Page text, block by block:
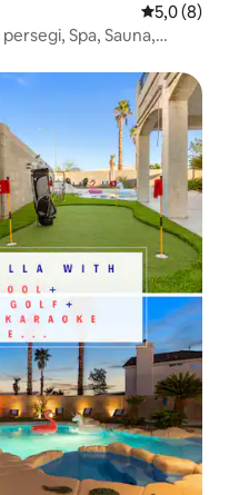
Nilai rata-
5,0 (8)
Spa, Sauna,